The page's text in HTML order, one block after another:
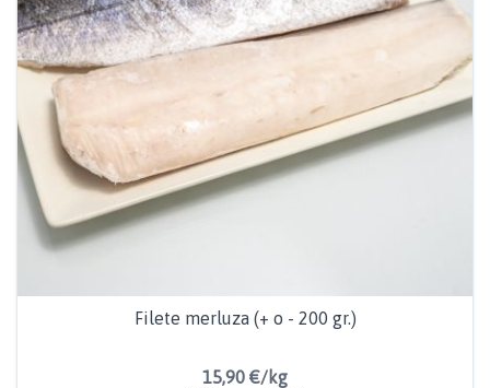
Filete merluza (+ o - 200 gr.)
15,90 €/kg